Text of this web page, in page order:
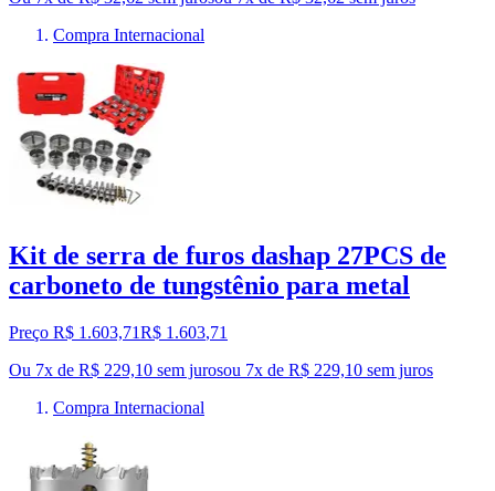
Compra Internacional
Kit de serra de furos dashap 27PCS de
carboneto de tungstênio para metal
Preço R$ 1.603,71R$ 1.603,71
Ou 7x de R$ 229,10 sem jurosou 7x de R$ 229,10 sem juros
Compra Internacional